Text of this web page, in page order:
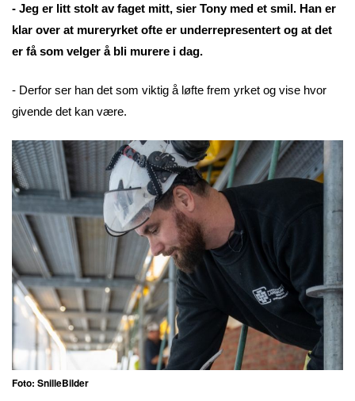
- Jeg er litt stolt av faget mitt, sier Tony med et smil. Han er
klar over at mureryrket ofte er underrepresentert og at det
er få som velger å bli murere i dag.
- Derfor ser han det som viktig å løfte frem yrket og vise hvor
givende det kan være.
Foto: SnilleBilder